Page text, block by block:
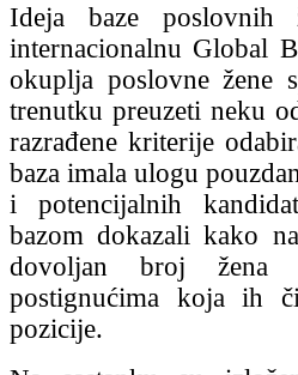
Ideja baze
internacionalnu Global
okuplja poslovne žene
trenutku preuzeti neku
razrađene kriterije
baza imala ulogu
i potencijalnih
bazom dokazali kako
dovoljan broj žena
postignućima koja ih
pozicije.